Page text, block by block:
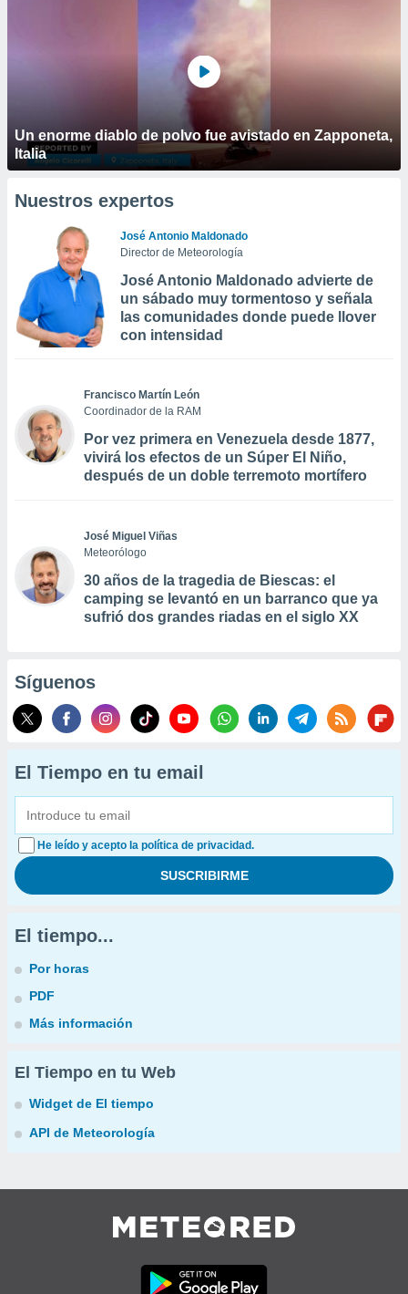
Un enorme diablo de polvo fue avistado en Zapponeta,
Italia
Nuestros expertos
José Antonio Maldonado
Director de Meteorología
José Antonio Maldonado advierte de
un sábado muy tormentoso y señala
las comunidades donde puede llover
con intensidad
Francisco Martín León
Coordinador de la RAM
Por vez primera en Venezuela desde 1877,
vivirá los efectos de un Súper El Niño,
después de un doble terremoto mortífero
José Miguel Viñas
Meteorólogo
30 años de la tragedia de Biescas: el
camping se levantó en un barranco que ya
sufrió dos grandes riadas en el siglo XX
Síguenos
El Tiempo en tu email
He leído y acepto la política de privacidad.
El tiempo...
Por horas
PDF
Más información
El Tiempo en tu Web
Widget de El tiempo
API de Meteorología